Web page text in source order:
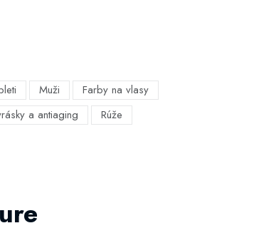
Muži
Farby na vlasy
a antiaging
Rúže